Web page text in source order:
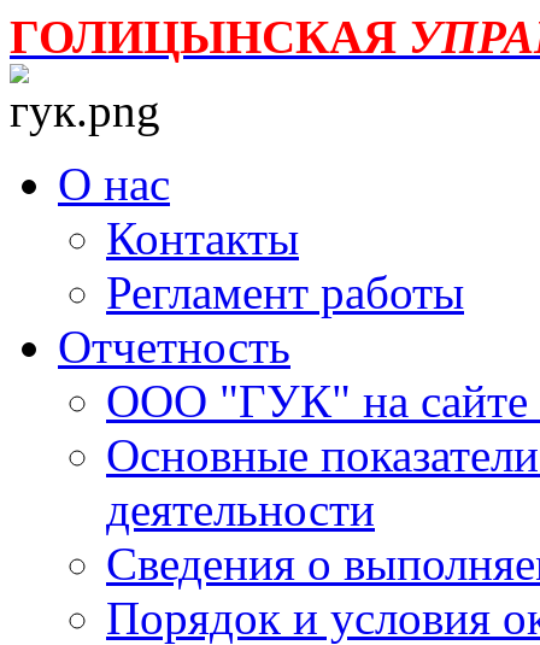
ГОЛИЦЫНСКАЯ
О нас
Контакты
Регламент работы
Отчетность
ООО "ГУК" на
Основные
деятельности
Сведения о
Порядок и условия